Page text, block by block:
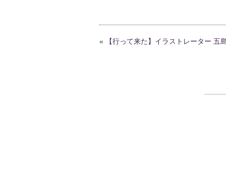
« 【行って来た】イラストレーター